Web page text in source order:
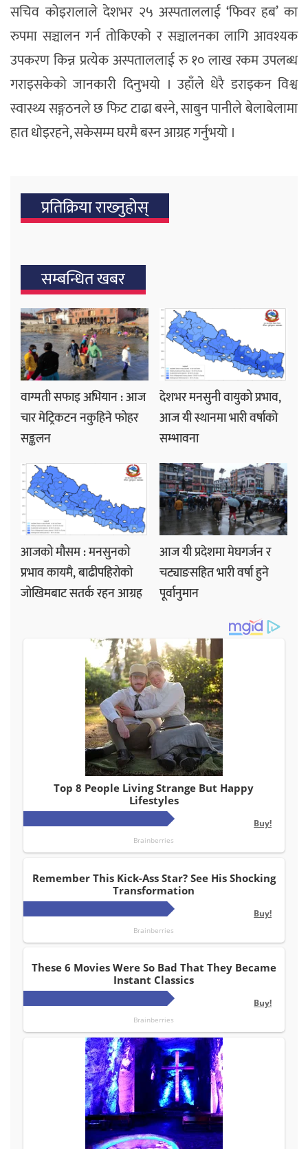
सचिव कोइरालाले देशभर २५ अस्पताललाई ‘फिवर हब’ का
रुपमा सञ्चालन गर्न तोकिएको र सञ्चालनका लागि आवश्यक
उपकरण किन्न प्रत्येक अस्पताललाई रु १० लाख रकम उपलब्ध
गराइसकेको जानकारी दिनुभयो । उहाँले धेरै डराइकन विश्व
स्वास्थ्य सङ्गठनले छ फिट टाढा बस्ने, साबुन पानीले बेलाबेलामा
हात धोइरहने, सकेसम्म घरमै बस्न आग्रह गर्नुभयो ।
प्रतिक्रिया राख्‍नुहोस्
सम्बन्धित खबर
वाग्मती सफाइ अभियान : आज
चार मेट्रिकटन नकुहिने फोहर
सङ्कलन
देशभर मनसुनी वायुको प्रभाव,
आज यी स्थानमा भारी वर्षाको
सम्भावना
आजको मौसम : मनसुनको
प्रभाव कायमै, बाढीपहिरोको
जोखिमबाट सतर्क रहन आग्रह
आज यी प्रदेशमा मेघगर्जन र
चट्याङसहित भारी वर्षा हुने
पूर्वानुमान